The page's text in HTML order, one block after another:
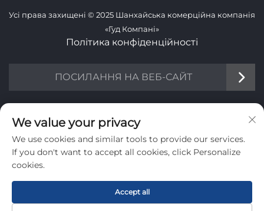
Усі права захищені © 2025 Шанхайська комерційна компанія
«Гуд Компані»
Політика конфіденційності
ПОСИЛАННЯ НА ВЕБ-САЙТ
ІНФОРМАЦІЯ
Підпишіться, щоб отримувати наш щотижневий бюлетень
Надіслати
We value your privacy
We use cookies and similar tools to provide our services.
If you don't want to accept all cookies, click Personalize
cookies.
Accept all